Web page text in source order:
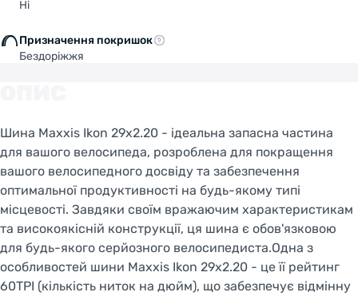
Ні
Призначення покришок
Бездоріжжя
Шина Maxxis Ikon 29x2.20 - ідеальна запасна частина
для вашого велосипеда, розроблена для покращення
вашого велосипедного досвіду та забезпечення
оптимальної продуктивності на будь-якому типі
місцевості. Завдяки своїм вражаючим характеристикам
та високоякісній конструкції, ця шина є обов'язковою
для будь-якого серйозного велосипедиста.Одна з
особливостей шини Maxxis Ikon 29x2.20 - це її рейтинг
60TPI (кількість ниток на дюйм), що забезпечує відмінну